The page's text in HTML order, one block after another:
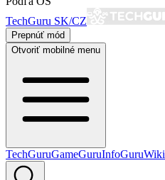
TechGuru SK/CZ
Prepnúť mód
Otvoriť mobilné menu
TechGuruGameGuruInfoGuruWiki